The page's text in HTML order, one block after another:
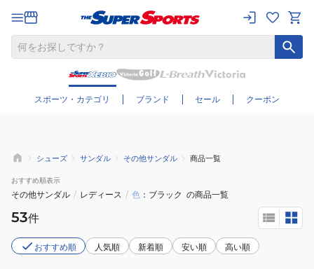
スポーツ・カテゴリ ブランド セール クーポン
さらに絞り込む
シューズ サンダル その他サンダル 商品一覧
おすすめ順表示
その他サンダル / レディース / 色 ブラック の商品一覧
53件
おすすめ順 人気順 新着順 安い順 高い順